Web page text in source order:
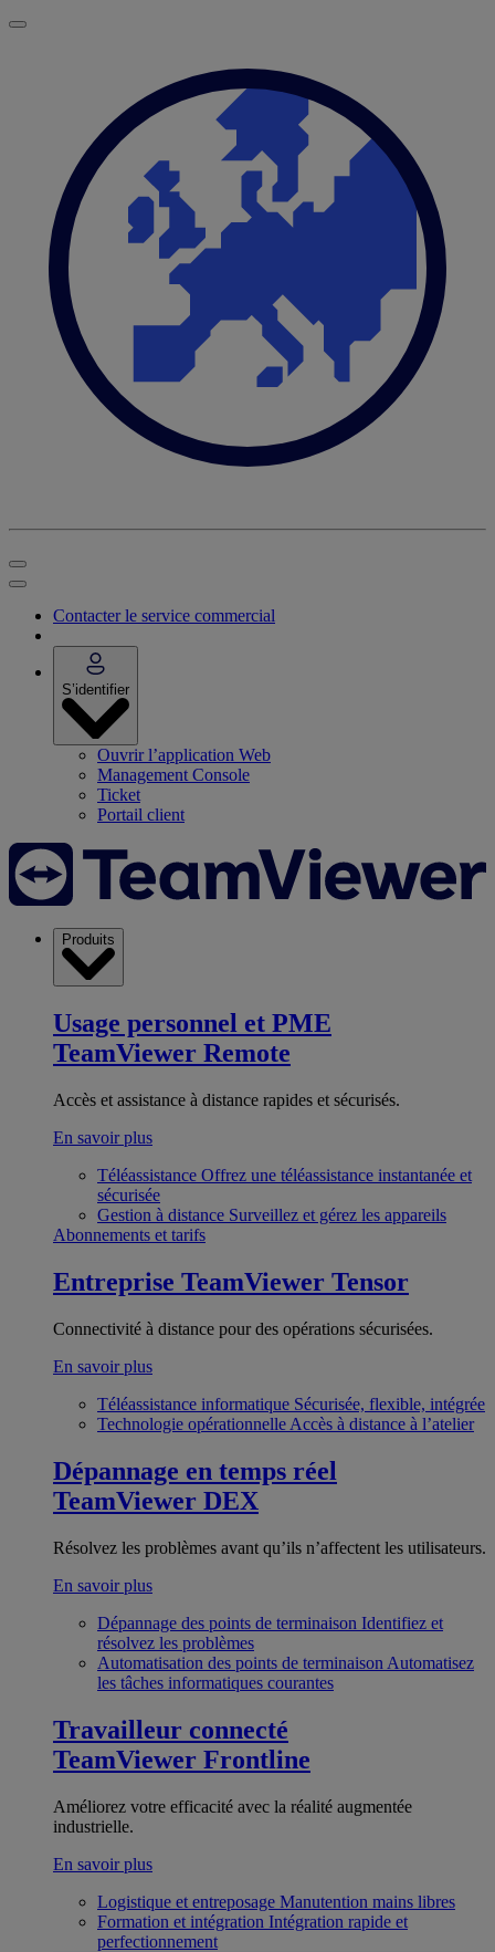
Contacter le service commercial
S’identifier
Ouvrir l’application Web
Management Console
Ticket
Portail client
Produits
Usage personnel et PME
TeamViewer Remote
Accès et assistance à distance rapides et sécurisés.
En savoir plus
Téléassistance Offrez une téléassistance instantanée et
sécurisée
Gestion à distance Surveillez et gérez les appareils
Abonnements et tarifs
Entreprise TeamViewer Tensor
Connectivité à distance pour des opérations sécurisées.
En savoir plus
Téléassistance informatique Sécurisée, flexible, intégrée
Technologie opérationnelle Accès à distance à l’atelier
Dépannage en temps réel
TeamViewer DEX
Résolvez les problèmes avant qu’ils n’affectent les utilisateurs.
En savoir plus
Dépannage des points de terminaison Identifiez et
résolvez les problèmes
Automatisation des points de terminaison Automatisez
les tâches informatiques courantes
Travailleur connecté
TeamViewer Frontline
Améliorez votre efficacité avec la réalité augmentée
industrielle.
En savoir plus
Logistique et entreposage Manutention mains libres
Formation et intégration Intégration rapide et
perfectionnement